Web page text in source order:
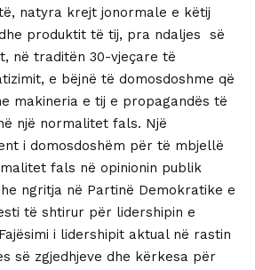
natyra krejt jonormale e këtij
produktit të tij, pra ndaljes së
në traditën 30-vjeçare të
e bëjnë të domosdoshme që
makineria e tij e propagandës të
një normalitet fals. Një
i domosdoshëm për të mbjellë
fals në opinionin publik
ngritja në Partinë Demokratike e
të shtirur për lidershipin e
i lidershipit aktual në rastin
së zgjedhjeve dhe kërkesa për